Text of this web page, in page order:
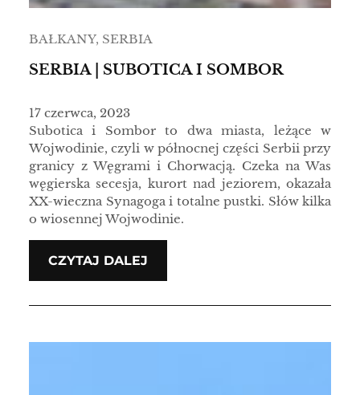
BAŁKANY, SERBIA
SERBIA | SUBOTICA I SOMBOR
17 czerwca, 2023
Subotica i Sombor to dwa miasta, leżące w
Wojwodinie, czyli w północnej części Serbii przy
granicy z Węgrami i Chorwacją. Czeka na Was
węgierska secesja, kurort nad jeziorem, okazała
XX-wieczna Synagoga i totalne pustki. Słów kilka
o wiosennej Wojwodinie.
CZYTAJ DALEJ